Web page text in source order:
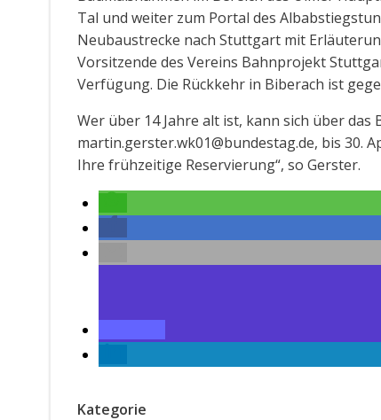
Tal und weiter zum Portal des
Neubaustrecke nach Stuttgart mit
Vorsitzende des Vereins Bahnprojekt
Verfügung. Die Rückkehr in Biberach ist
Wer über 14 Jahre alt ist, kann sich über
martin.gerster.wk01@bundestag.de, bis 30.
Ihre frühzeitige Reservierung“, so Gerster.
Kategorie